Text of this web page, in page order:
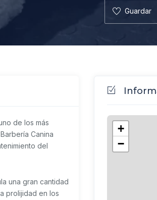
Guardar
de los más
Canina
del
una gran cantidad
prolijidad en los
+
−